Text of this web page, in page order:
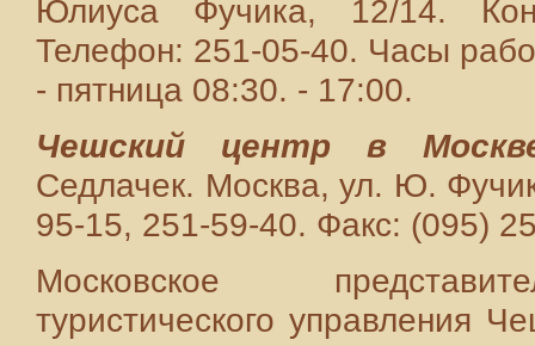
Юлиуса Фучика, 12/14.
Телефон: 251-05-40. Часы
- пятница 08:30. - 17:00.
Чешский центр в
Седлачек. Москва, ул. Ю.
95-15, 251-59-40. Факс: (095)
Московское
туристического управления